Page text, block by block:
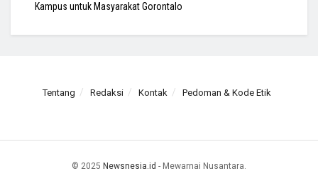
Kampus untuk Masyarakat Gorontalo
Tentang Redaksi Kontak Pedoman & Kode Etik
© 2025 Newsnesia.id - Mewarnai Nusantara.